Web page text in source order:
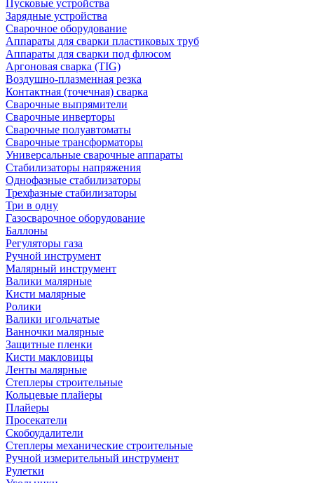
Пусковые устройства
Зарядные устройства
Сварочное оборудование
Аппараты для сварки пластиковых труб
Аппараты для сварки под флюсом
Аргоновая сварка (TIG)
Воздушно-плазменная резка
Контактная (точечная) сварка
Сварочные выпрямители
Сварочные инверторы
Сварочные полуавтоматы
Сварочные трансформаторы
Универсальные сварочные аппараты
Стабилизаторы напряжения
Однофазные стабилизаторы
Трехфазные стабилизаторы
Три в одну
Газосварочное оборудование
Баллоны
Регуляторы газа
Ручной инструмент
Малярный инструмент
Валики малярные
Кисти малярные
Ролики
Валики игольчатые
Ванночки малярные
Защитные пленки
Кисти макловицы
Ленты малярные
Степлеры строительные
Кольцевые плайеры
Плайеры
Просекатели
Скобоудалители
Степлеры механические строительные
Ручной измерительный инструмент
Рулетки